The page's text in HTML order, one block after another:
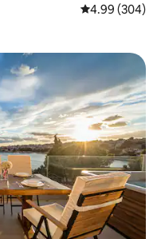
レビュー304
4.99 (304)